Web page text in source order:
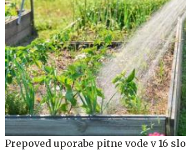
Prepoved uporabe pitne vode v 16